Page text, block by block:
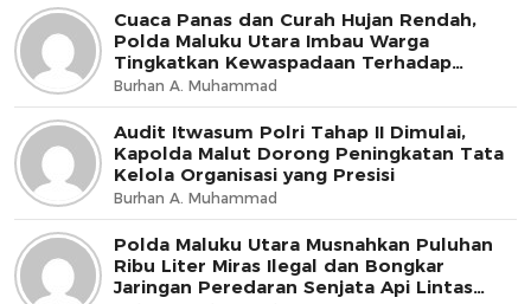
Cuaca Panas dan Curah Hujan Rendah,
Polda Maluku Utara Imbau Warga
Tingkatkan Kewaspadaan Terhadap
Ancaman Kebakaran
Burhan A. Muhammad
Audit Itwasum Polri Tahap II Dimulai,
Kapolda Malut Dorong Peningkatan Tata
Kelola Organisasi yang Presisi
Burhan A. Muhammad
Polda Maluku Utara Musnahkan Puluhan
Ribu Liter Miras Ilegal dan Bongkar
Jaringan Peredaran Senjata Api Lintas